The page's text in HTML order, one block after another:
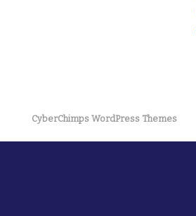
CyberChimps WordPress Themes